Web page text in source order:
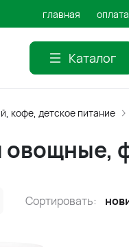
главная оплата
Каталог
кофе, детское питание
овощные,
Сортировать: